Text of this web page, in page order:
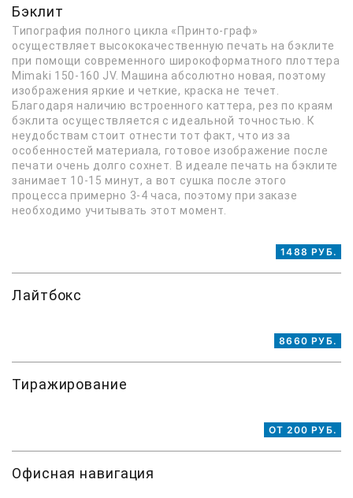
Бэклит
Типография полного цикла «Принто-граф»
осуществляет высококачественную печать на бэклите
при помощи современного широкоформатного плоттера
Mimaki 150-160 JV. Машина абсолютно новая, поэтому
изображения яркие и четкие, краска не течет.
Благодаря наличию встроенного каттера, рез по краям
бэклита осуществляется с идеальной точностью. К
неудобствам стоит отнести тот факт, что из за
особенностей материала, готовое изображение после
печати очень долго сохнет. В идеале печать на бэклите
занимает 10-15 минут, а вот сушка после этого
процесса примерно 3-4 часа, поэтому при заказе
необходимо учитывать этот момент.
1488 РУБ.
Лайтбокс
8660 РУБ.
Тиражирование
ОТ 200 РУБ.
Офисная навигация